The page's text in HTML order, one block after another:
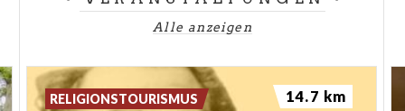
Alle anzeigen
RELIGIONSTOURISMUS 14.7 km